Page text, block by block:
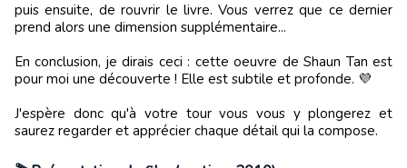
puis ensuite, de rouvrir le livre. Vous verrez que ce dernier
prend alors une dimension supplémentaire...
En conclusion, je dirais ceci : cette oeuvre de Shaun Tan est
pour moi une découverte ! Elle est subtile et profonde. 💜
J'espère donc qu'à votre tour vous vous y plongerez et
saurez regarder et apprécier chaque détail qui la compose.